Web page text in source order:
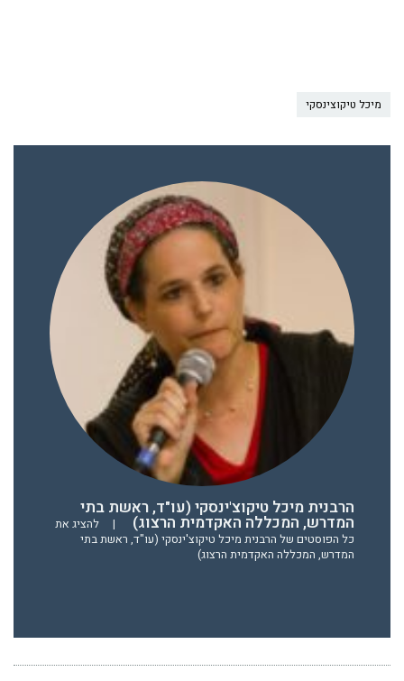
מיכל טיקוצינסקי
הרבנית מיכל טיקוצ'ינסקי (עו"ד, ראשת בתי
המדרש, המכללה האקדמית הרצוג) |
להציג את
כל הפוסטים של הרבנית מיכל טיקוצ'ינסקי (עו"ד, ראשת בתי
המדרש, המכללה האקדמית הרצוג)